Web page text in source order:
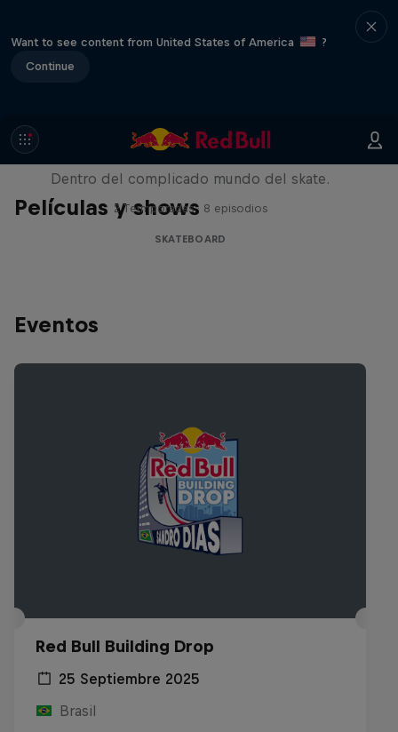
Want to see content from United States of America
?
Continue
Películas y shows
Pushing Forward
Dentro del complicado mundo del skate.
2 Termporadas · 8 episodios
SKATEBOARD
Eventos
Red Bull Building Drop
25 Septiembre 2025
Brasil